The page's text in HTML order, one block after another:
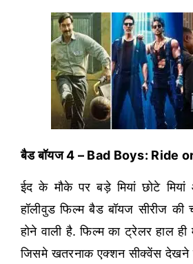
बैड बॉयज 4 – Bad Boys: Ride
ईद के मौके पर बड़े मियां छोटे
हॉलीवुड फिल्म बैड बॉयज सीरीज की
होने वाली है. फिल्म का ट्रेलर हाल ही
जिसमे खतरनाक एक्शन सीक्वेंस देखने